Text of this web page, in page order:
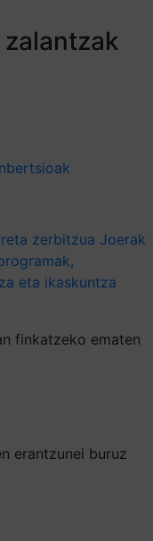
zerbitzua Joerak
eta ikaskuntza
finkatzeko ematen
erantzunei buruz